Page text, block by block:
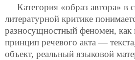
Категория «образ автора» в
литературной критике
разносущностный феномен, как
принцип речевого акта —
объект, реальный языковой